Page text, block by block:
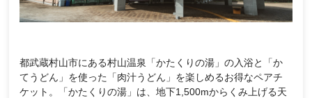
都武蔵村山市にある村山温泉「かたくりの湯」の入浴と「か
てうどん」を使った「肉汁うどん」を楽しめるお得なペアチ
ケット。「かたくりの湯」は、地下1,500mからくみ上げる天